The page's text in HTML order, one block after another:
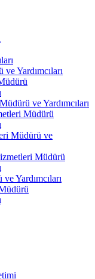
Yardımcıları
ve Yardımcıları
Müdürü
Müdürü ve
Müdürü
Yardımcıları